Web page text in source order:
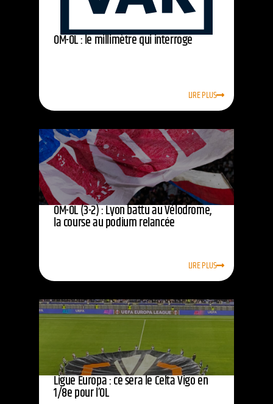
OM-OL : le millimètre qui interroge
LIRE PLUS
OM-OL (3-2) : Lyon battu au Vélodrome,
la course au podium relancée
LIRE PLUS
Ligue Europa : ce sera le Celta Vigo en
1/8e pour l’OL